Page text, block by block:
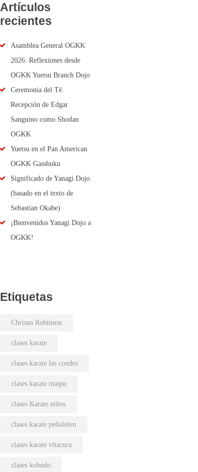
Artículos
recientes
Asamblea General OGKK
2026: Reflexiones desde
OGKK Yuetsu Branch Dojo
Ceremonia del Té.
Recepción de Edgar
Sanguino como Shodan
OGKK
Yuetsu en el Pan American
OGKK Gasshuku
Significado de Yanagi Dojo
(basado en el texto de
Sebastían Okabe)
¡Bienvenidos Yanagi Dojo a
OGKK!
Etiquetas
Chrisan Robinson
clases karate
clases karate las condes
clases karate maipu
clases Karate niños
clases karate peñalolen
clases karate vitacura
clases kobudo